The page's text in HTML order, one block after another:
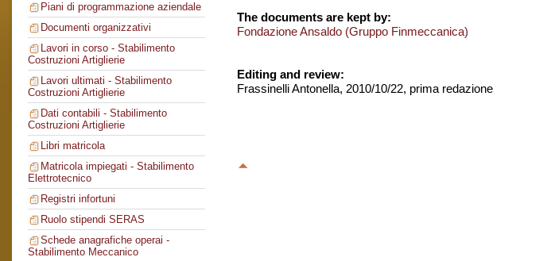
Piani di programmazione aziendale
Documenti organizzativi
Lavori in corso - Stabilimento
Costruzioni Artiglierie
Lavori ultimati - Stabilimento
Costruzioni Artiglierie
Dati contabili - Stabilimento
Costruzioni Artiglierie
Libri matricola
Matricola impiegati - Stabilimento
Elettrotecnico
Registri infortuni
Ruolo stipendi SERAS
Schede anagrafiche operai -
Stabilimento Meccanico
The documents are kept by:
Fondazione Ansaldo (Gruppo Finmeccanica)
Editing and review:
Frassinelli Antonella, 2010/10/22, prima redazione